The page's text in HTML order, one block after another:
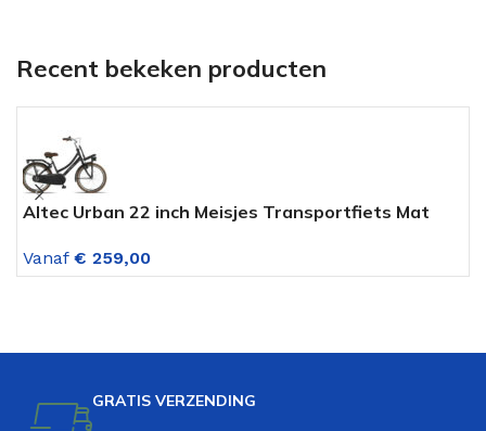
Recent bekeken producten
Altec Urban 22 inch Meisjes Transportfiets Mat
Vanaf € 259,00
GRATIS VERZENDING